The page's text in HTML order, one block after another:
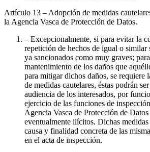
Artículo 13 – Adopción de medidas
la Agencia Vasca de Protección de Datos.
– Excepcionalmente, si para evitar la
repetición de hechos de igual o
ya sancionados como muy graves;
mantenimiento de los daños que
para mitigar dichos daños, se requiere
de medidas cautelares, éstas podrán
audiencia de los interesados, por
ejercicio de las funciones de
Agencia Vasca de Protección de
eventualmente ilícitos. Dichas
causa y finalidad concreta de las
en el acta de inspección.